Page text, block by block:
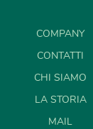
COMPANY
CONTATTI
CHI SIAMO
LA STORIA
MAIL